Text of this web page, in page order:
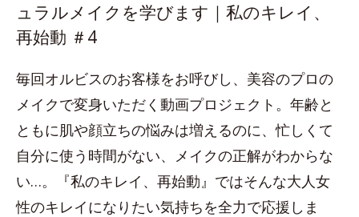
ュラルメイクを学びます｜私のキレイ、
再始動 ＃4
毎回オルビスのお客様をお呼びし、美容のプロの
メイクで変身いただく動画プロジェクト。年齢と
ともに肌や顔立ちの悩みは増えるのに、忙しくて
自分に使う時間がない、メイクの正解がわからな
い…。『私のキレイ、再始動』ではそんな大人女
性のキレイになりたい気持ちを全力で応援しま